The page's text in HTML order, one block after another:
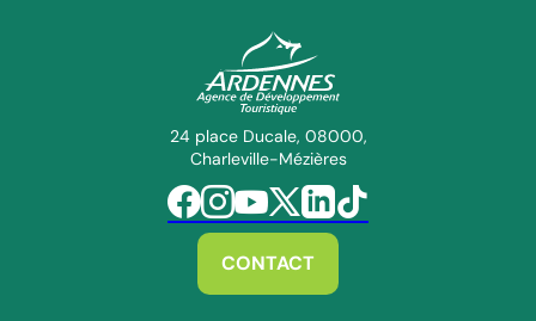
ADT des Ardennes Pro
24 place Ducale, 08000,
Charleville-Mézières
Suivez-nous sur Facebook
Suivez-nous sur Instagram
Suivez-nous sur Youtube
Suivez-nous sur Twitter
Suivez-nous sur Linkedin
Suivez-nous sur Tiktok
CONTACT